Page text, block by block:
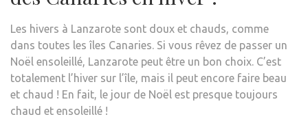
Les hivers à Lanzarote sont doux et chauds, comme
dans toutes les îles Canaries. Si vous rêvez de passer un
Noël ensoleillé, Lanzarote peut être un bon choix. C’est
totalement l’hiver sur l’île, mais il peut encore faire beau
et chaud ! En fait, le jour de Noël est presque toujours
chaud et ensoleillé !